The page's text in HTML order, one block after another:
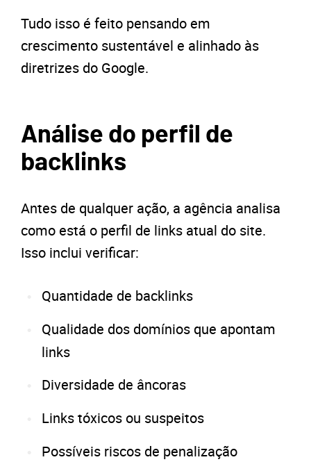
Tudo isso é feito pensando em
crescimento sustentável e alinhado às
diretrizes do Google.
Análise do perfil de
backlinks
Antes de qualquer ação, a agência analisa
como está o perfil de links atual do site.
Isso inclui verificar:
Quantidade de backlinks
Qualidade dos domínios que apontam
links
Diversidade de âncoras
Links tóxicos ou suspeitos
Possíveis riscos de penalização